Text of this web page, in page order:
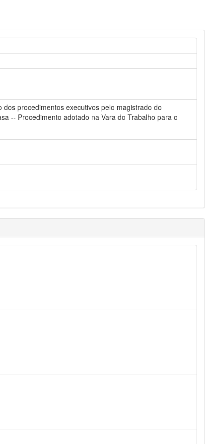
procedimentos executivos pelo magistrado do
-- Procedimento adotado na Vara do Trabalho para o